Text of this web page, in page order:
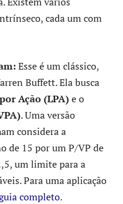
cada um com
Esse é um clássico,
Buffett. Ela busca
Ação (LPA)e o
. Uma versão
considera a
de 15 por um P/VP de
um limite para a
Para uma aplicação
completo.